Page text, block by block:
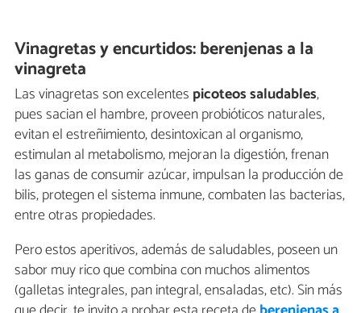
Vinagretas y encurtidos: berenjenas a la
vinagreta
Las vinagretas son excelentes picoteos saludables,
pues sacian el hambre, proveen probióticos naturales,
evitan el estreñimiento, desintoxican al organismo,
estimulan al metabolismo, mejoran la digestión, frenan
las ganas de consumir azúcar, impulsan la producción de
bilis, protegen el sistema inmune, combaten las bacterias,
entre otras propiedades.
Pero estos aperitivos, además de saludables, poseen un
sabor muy rico que combina con muchos alimentos
(galletas integrales, pan integral, ensaladas, etc). Sin más